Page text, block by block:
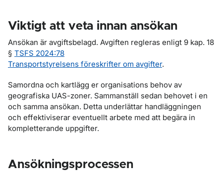
Viktigt att veta innan ansökan
Ansökan är avgiftsbelagd. Avgiften regleras enligt 9 kap. 18
§ TSFS 2024:78
Transportstyrelsens föreskrifter om avgifter.
Samordna och kartlägg er organisations behov av
geografiska UAS-zoner. Sammanställ sedan behovet i en
och samma ansökan. Detta underlättar handläggningen
och effektiviserar eventuellt arbete med att begära in
kompletterande uppgifter.
Ansökningsprocessen